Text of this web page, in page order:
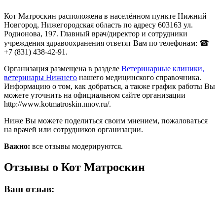
Кот Матроскин расположена в населённом пункте Нижний
Новгород, Нижегородская область по адресу 603163 ул.
Родионова, 197. Главный врач/директор и сотрудники
учреждения здравоохранения ответят Вам по телефонам: ☎
+7 (831) 438-42-91.
Организация размещена в разделе Ветеринарные клиники,
ветеринары Нижнего нашего медицинского справочника.
Информацию о том, как добраться, а также график работы Вы
можете уточнить на официальном сайте организации
http://www.kotmatroskin.nnov.ru/.
Ниже Вы можете поделиться своим мнением, пожаловаться
на врачей или сотрудников организации.
Важно: все отзывы модерируются.
Отзывы о Кот Матроскин
Ваш отзыв: